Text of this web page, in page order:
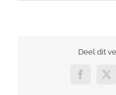
Deel dit
Facebook
X